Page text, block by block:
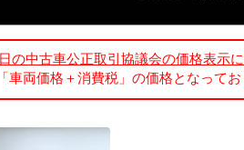
の中古車公正取引協議会の価格表示
車両価格＋消費税」の価格となって